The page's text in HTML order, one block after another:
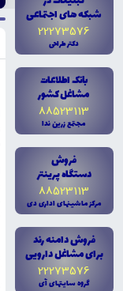
شبکه هاى اجتماعى
22273576
دکتر طراحى
بانک اطلاعات
مشاغل کشور
88523113
مجتمع زرين ندا
فروش
دستگاه پرينتر
88523113
مرکز ماشينهاى ادارى دى
فروش دامنه رند
براى مشاغل دارويى
22273576
گروه سايتهاى آى